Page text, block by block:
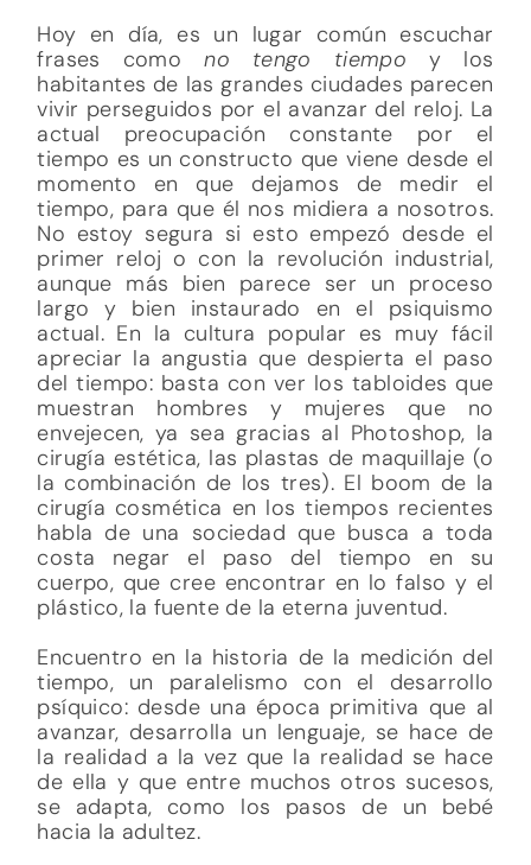
Hoy en día, es un lugar común escuchar
frases comono tengo tiempo y los
habitantes de las grandes ciudades parecen
vivir perseguidos por el avanzar del reloj. La
actual preocupación constante por el
tiempo es un constructo que viene desde el
momento en que dejamos de medir el
tiempo, para que él nos midiera a nosotros.
No estoy segura si esto empezó desde el
primer reloj o con la revolución industrial,
aunque más bien parece ser un proceso
largo y bien instaurado en el psiquismo
actual. En la cultura popular es muy fácil
apreciar la angustia que despierta el paso
del tiempo: basta con ver los tabloides que
muestran hombres y mujeres que no
envejecen, ya sea gracias al Photoshop, la
cirugía estética, las plastas de maquillaje (o
la combinación de los tres). El boom de la
cirugía cosmética en los tiempos recientes
habla de una sociedad que busca a toda
costa negar el paso del tiempo en su
cuerpo, que cree encontrar en lo falso y el
plástico, la fuente de la eterna juventud.
Encuentro en la historia de la medición del
tiempo, un paralelismo con el desarrollo
psíquico: desde una época primitiva que al
avanzar, desarrolla un lenguaje, se hace de
la realidad a la vez que la realidad se hace
de ella y que entre muchos otros sucesos,
se adapta, como los pasos de un bebé
hacia la adultez.